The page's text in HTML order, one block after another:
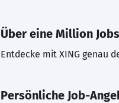
Über eine Million Jobs
Entdecke mit XING genau
Persönliche Job-